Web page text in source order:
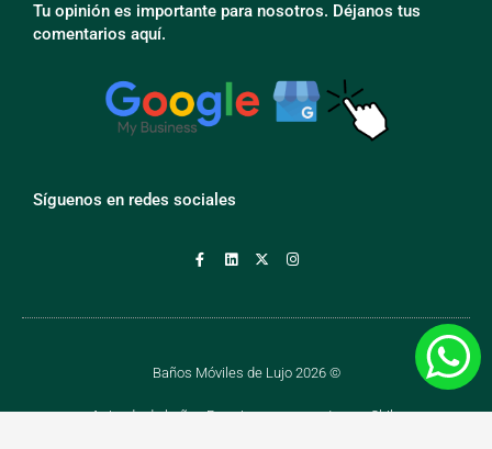
Tu opinión es importante para nosotros. Déjanos tus
comentarios aquí.
Síguenos en redes sociales
Baños Móviles de Lujo 2026 ©
Arriendo de baños Premium para eventos en Chile